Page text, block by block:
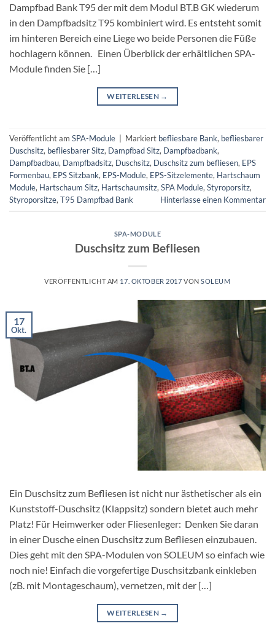
Dampfbad Bank T95 der mit dem Modul BT.B GK wiederum
in den Dampfbadsitz T95 kombiniert wird. Es entsteht somit
im hinteren Bereich eine Liege wo beide Personen die Füße
hochlagern können. Einen Überblick der erhältlichen SPA-
Module finden Sie […]
WEITERLESEN →
Veröffentlicht am SPA-Module Markiert befliesbare Bank, befliesbarer
Duschsitz, befliesbarer Sitz, Dampfbad Sitz, Dampfbadbank,
Dampfbadbau, Dampfbadsitz, Duschsitz, Duschsitz zum befliesen, EPS
Formenbau, EPS Sitzbank, EPS-Module, EPS-Sitzelemente, Hartschaum
Module, Hartschaum Sitz, Hartschaumsitz,SPA Module,Styroporsitz,
Styroporsitze,T95 Dampfbad Bank Hinterlasse einen Kommentar
SPA-MODULE
Duschsitz zum Befliesen
VERÖFFENTLICHT AM 17. OKTOBER 2017 VONSOLEUM
17
Okt.
Ein Duschsitz zum Befliesen ist nicht nur ästhetischer als ein
Kunststoff-Duschsitz (Klappsitz) sondern bietet auch mehr
Platz! Für Heimwerker oder Fliesenleger: Denken Sie daran
in einer Dusche einen Duschsitz zum Befliesen einzubauen.
Dies geht mit den SPA-Modulen von SOLEUM so einfach wie
noch nie! Einfach die vorgefertige Duschsitzbank einkleben
(zB. mit Montageschaum), vernetzen, mit der […]
WEITERLESEN →